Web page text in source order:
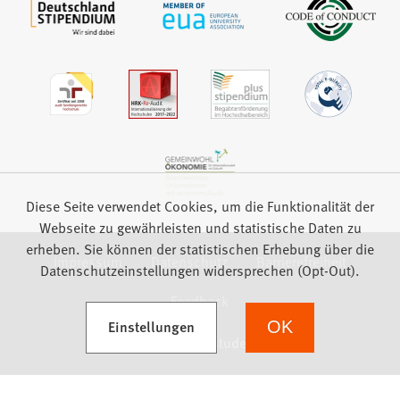
Impressum Datenschutz
Barrierefreiheit
Feedback
Diese Seite verwendet Cookies, um die Funktionalität der
Webseite zu gewährleisten und statistische Daten zu
erheben. Sie können der statistischen Erhebung über die
Datenschutzeinstellungen widersprechen (Opt-Out).
Einstellungen
(Öffnet in einem neuen Tab) OK